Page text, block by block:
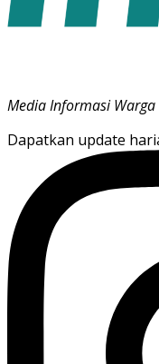
Media Informasi Warga
Dapatkan update